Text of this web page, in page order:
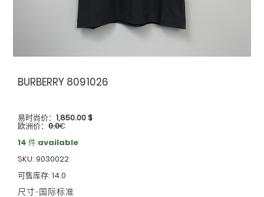
BURBERRY 8091026
易时尚价：1,850.00$
欧洲价：0.0€
14 件 available
SKU: 9030022
可售库存: 14.0
尺寸-国际标准